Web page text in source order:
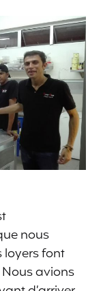
nous
loyers font
avions